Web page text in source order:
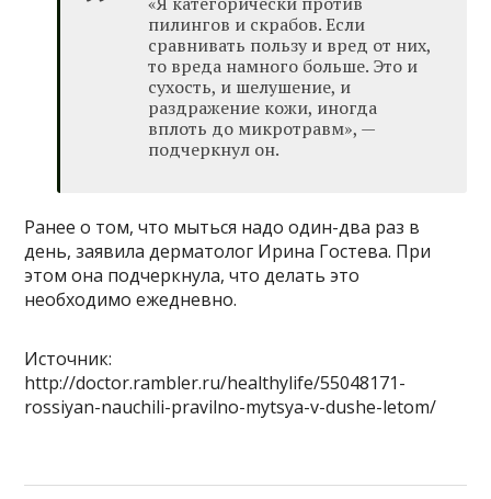
пилингов и скрабов. Если
сравнивать пользу и вред от них,
то вреда намного больше. Это и
сухость, и шелушение, и
раздражение кожи, иногда
вплоть до микротравм», —
подчеркнул он.
Ранее о том, что мыться надо один-два раз в
день, заявила дерматолог Ирина Гостева. При
этом она подчеркнула, что делать это
необходимо ежедневно.
Источник:
http://doctor.rambler.ru/healthylife/55048171-
rossiyan-nauchili-pravilno-mytsya-v-dushe-letom/